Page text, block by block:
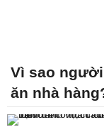
Vì sao
ăn nhà